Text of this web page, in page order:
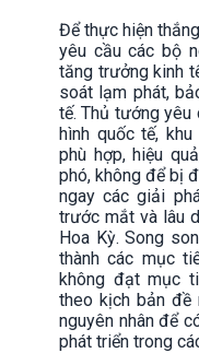
Để thực hiện
yêu cầu các bộ
tăng trưởng kinh
soát lạm phát,
tế. Thủ tướng yêu
hình quốc tế,
phù hợp, hiệu
phó, không để bị
ngay các giải
trước mắt và lâu
Hoa Kỳ. Song
thành các mục
không đạt mục
theo kịch bản đề
nguyên nhân để
phát triển trong